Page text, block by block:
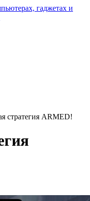
гаджетах и
стратегия ARMED!